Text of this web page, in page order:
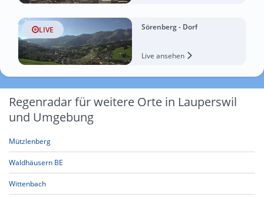
LIVE Sörenberg - Dorf
Live ansehen
Regenradar für weitere Orte in Lauperswil
und Umgebung
Mützlenberg
Waldhäusern BE
Wittenbach